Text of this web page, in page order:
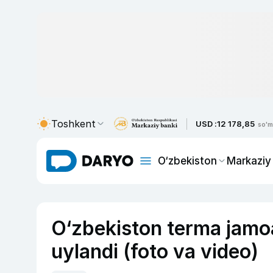
Toshkent USD :12 178,85 so'm
O‘zbekiston
O‘zbekiston terma
uylandi (foto va video)